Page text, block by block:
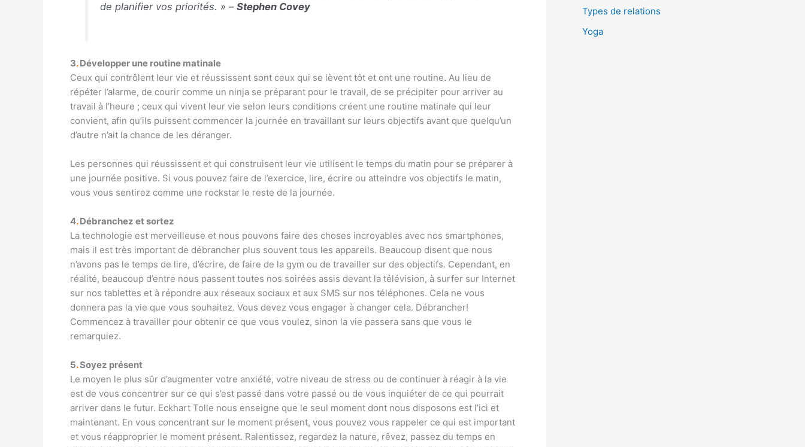
de planifier vos priorités. » – Stephen Covey
3.Développer une routine matinale
Ceux qui contrôlent leur vie et réussissent sont ceux qui se lèvent tôt et ont une routine. Au lieu de
répéter l’alarme, de courir comme un ninja se préparant pour le travail, de se précipiter pour arriver au
travail à l’heure ; ceux qui vivent leur vie selon leurs conditions créent une routine matinale qui leur
convient, afin qu’ils puissent commencer la journée en travaillant sur leurs objectifs avant que quelqu’un
d’autre n’ait la chance de les déranger.
Les personnes qui réussissent et qui construisent leur vie utilisent le temps du matin pour se préparer à
une journée positive. Si vous pouvez faire de l’exercice, lire, écrire ou atteindre vos objectifs le matin,
vous vous sentirez comme une rockstar le reste de la journée.
4.Débranchez et sortez
La technologie est merveilleuse et nous pouvons faire des choses incroyables avec nos smartphones,
mais il est très important de débrancher plus souvent tous les appareils. Beaucoup disent que nous
n’avons pas le temps de lire, d’écrire, de faire de la gym ou de travailler sur des objectifs. Cependant, en
réalité, beaucoup d’entre nous passent toutes nos soirées assis devant la télévision, à surfer sur Internet
sur nos tablettes et à répondre aux réseaux sociaux et aux SMS sur nos téléphones. Cela ne vous
donnera pas la vie que vous souhaitez. Vous devez vous engager à changer cela. Débrancher!
Commencez à travailler pour obtenir ce que vous voulez, sinon la vie passera sans que vous le
remarquiez.
5.Soyez présent
Le moyen le plus sûr d’augmenter votre anxiété, votre niveau de stress ou de continuer à réagir à la vie
est de vous concentrer sur ce qui s’est passé dans votre passé ou de vous inquiéter de ce qui pourrait
arriver dans le futur. Eckhart Tolle nous enseigne que le seul moment dont nous disposons est l’ici et
maintenant. En vous concentrant sur le moment présent, vous pouvez vous rappeler ce qui est important
et vous réapproprier le moment présent. Ralentissez, regardez la nature, rêvez, passez du temps en
Types de relations
Yoga